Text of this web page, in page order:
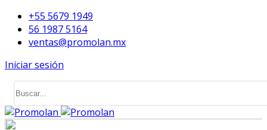
+55 5679 1949
56 1987 5164
ventas@promolan.mx
Iniciar sesión